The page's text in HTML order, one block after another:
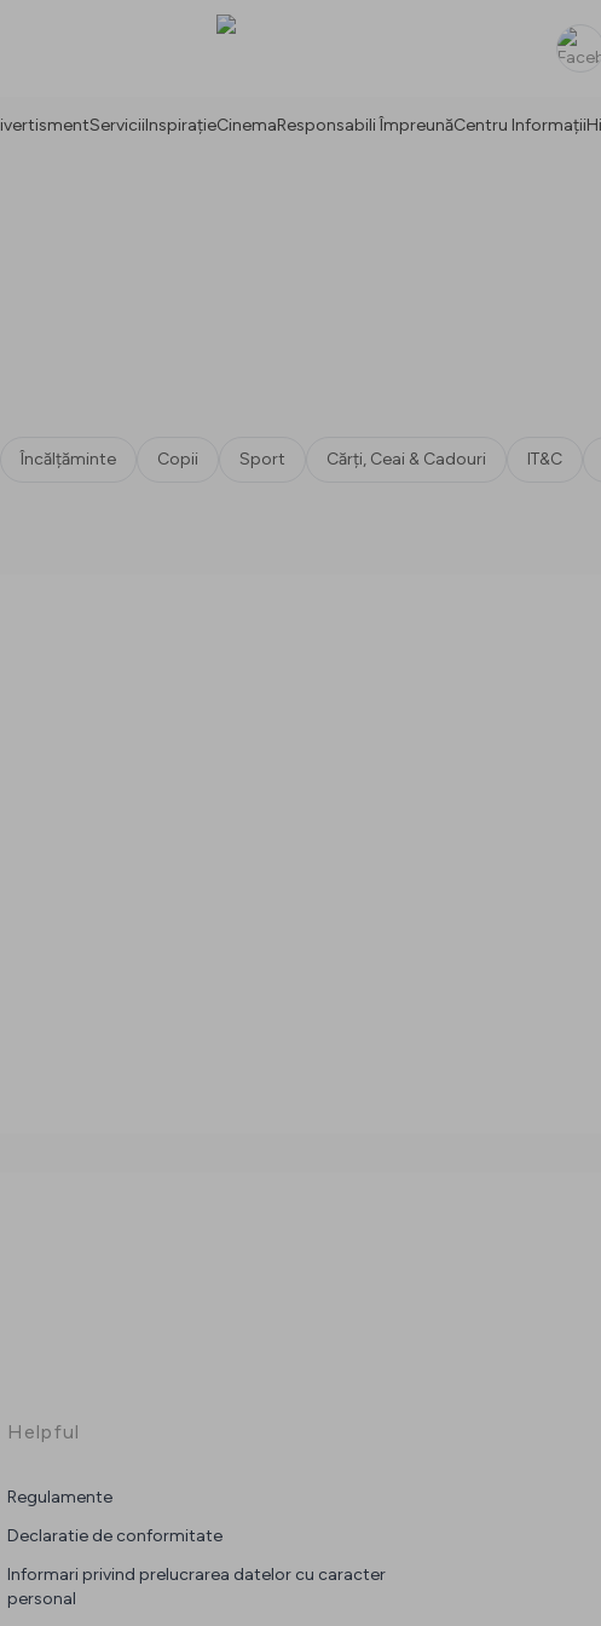
ServiciiInspirațieCinemaResponsabili ÎmpreunăCentru Informații
Încălțăminte Copii Sport Cărți, Ceai & Cadouri IT&C
Helpful
Regulamente
Declaratie de conformitate
Informari privind prelucrarea datelor cu caracter
personal